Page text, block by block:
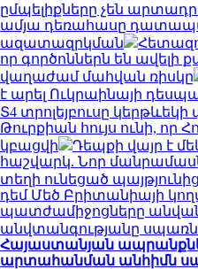
ըմպելիքները չեն
ամյա դեռահասը
ազատազրկման
որ գործոններն են
վաղաժամ մահվան ռիսկը
է արել Ուկրաինայի
Տ4 տրոլեյբուսը
Թուրքիան հույս ունի, որ
կբացվի
Դեպքի վայր է
հաշվարկ. Նոր
տեղի ունեցած պայթյունից
դեմ Մեծ Բրիտանիայի
պատժամիջոցները
անվտանգությանը
Հայաստանյան
արտահանման անհիմն